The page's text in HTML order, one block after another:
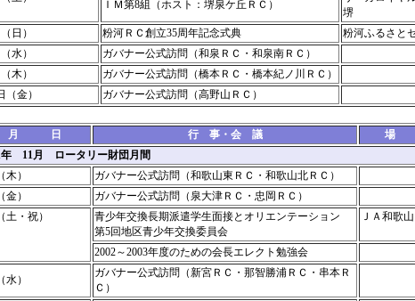
ＩＭ第8組（ホスト：堺泉ケ丘ＲＣ）
堺
日）
粉河ＲＣ創立35周年記念式典
粉河ふるさと
水）
ガバナー公式訪問（和泉ＲＣ・和泉南ＲＣ）
木）
ガバナー公式訪問（橋本ＲＣ・橋本紀ノ川ＲＣ）
（金）
ガバナー公式訪問（高野山ＲＣ）
月 日 行 事・会 議
場
年 11月 ロータリー財団月間
木）
ガバナー公式訪問（和歌山東ＲＣ・和歌山北ＲＣ）
金）
ガバナー公式訪問（泉大津ＲＣ・忠岡ＲＣ）
土・祝）
青少年交換長期派遣学生面接とオリエンテーション
第5回地区青少年交換委員会
ＪＡ和歌
2002～2003年度のための会長エレクト勉強会
水）
ガバナー公式訪問（新宮ＲＣ・那智勝浦ＲＣ・串本Ｒ
Ｃ）